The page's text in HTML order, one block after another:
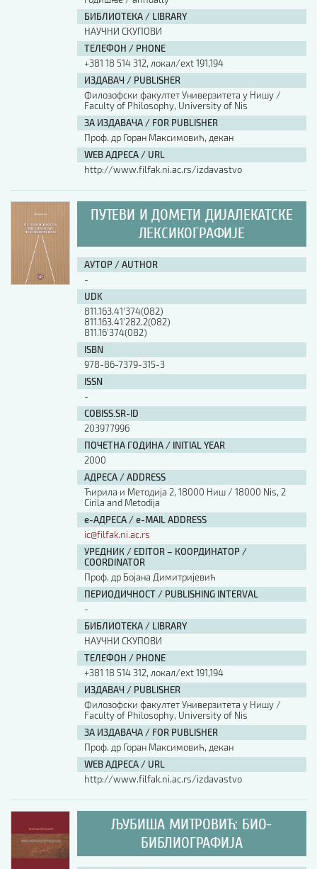
БИБЛИОТЕКА / LIBRARY
НАУЧНИ СКУПОВИ
ТЕЛЕФОН / PHONE
+381 18 514 312, локал/ext 191,194
ИЗДАВАЧ / PUBLISHER
Филозофски факултет Универзитета у Нишу /
Faculty of Philosophy, University of Nis
ЗА ИЗДАВАЧА / FOR PUBLISHER
Проф. др Горан Максимовић, декан
WEB АДРЕСА / URL
http://www.filfak.ni.ac.rs/izdavastvo
ПУТЕВИ И ДОМЕТИ ДИЈАЛЕКАТСКЕ
ЛЕКСИКОГРАФИЈЕ
АУТОР / AUTHOR
-
UDK
811.163.41'374(082)
811.163.41'282.2(082)
811.16'374(082)
ISBN
978-86-7379-315-3
ISSN
-
COBISS.SR-ID
203977996
ПОЧЕТНА ГОДИНА / INITIAL YEAR
2000
АДРЕСА / ADDRESS
Ћирила и Методија 2, 18000 Ниш / 18000 Nis, 2
Cirila and Metodija
е-АДРЕСА / e-MAIL ADDRESS
ic@filfak.ni.ac.rs
УРЕДНИК / EDITOR – КООРДИНАТОР /
COORDINATOR
Проф. др Бојана Димитријевић
ПЕРИОДИЧНОСТ / PUBLISHING INTERVAL
-
БИБЛИОТЕКА / LIBRARY
НАУЧНИ СКУПОВИ
ТЕЛЕФОН / PHONE
+381 18 514 312, локал/ext 191,194
ИЗДАВАЧ / PUBLISHER
Филозофски факултет Универзитета у Нишу /
Faculty of Philosophy, University of Nis
ЗА ИЗДАВАЧА / FOR PUBLISHER
Проф. др Горан Максимовић, декан
WEB АДРЕСА / URL
http://www.filfak.ni.ac.rs/izdavastvo
ЉУБИША МИТРОВИЋ: БИО-
БИБЛИОГРАФИЈА